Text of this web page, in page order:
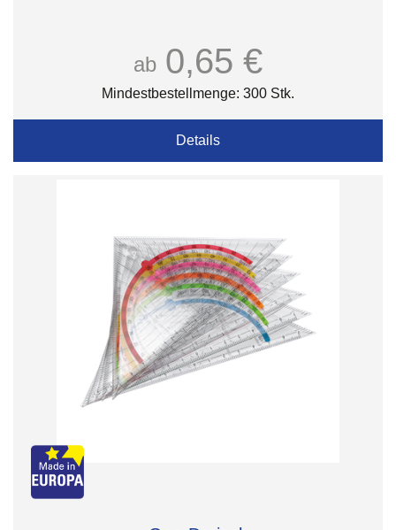
ab 0,65 €
Mindestbestellmenge: 300 Stk.
Details